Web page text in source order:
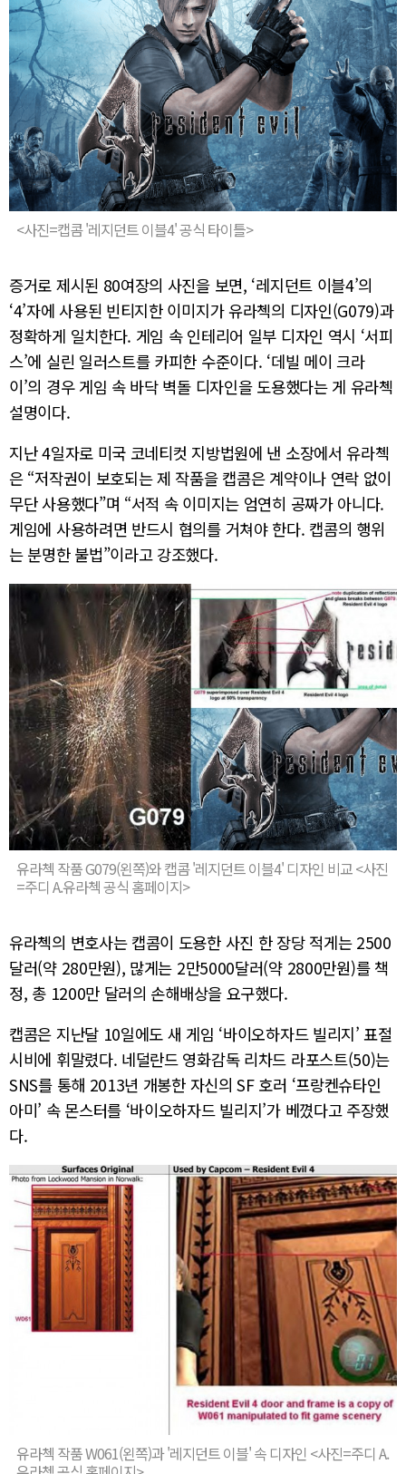
<사진=캡콤 '레지던트 이블4' 공식 타이틀>
증거로 제시된 80여장의 사진을 보면, ‘레지던트 이블4’의
‘4’자에 사용된 빈티지한 이미지가 유라첵의 디자인(G079)과
정확하게 일치한다. 게임 속 인테리어 일부 디자인 역시 ‘서피
스’에 실린 일러스트를 카피한 수준이다. ‘데빌 메이 크라
이’의 경우 게임 속 바닥 벽돌 디자인을 도용했다는 게 유라첵
설명이다.
지난 4일자로 미국 코네티컷 지방법원에 낸 소장에서 유라첵
은 “저작권이 보호되는 제 작품을 캡콤은 계약이나 연락 없이
무단 사용했다”며 “서적 속 이미지는 엄연히 공짜가 아니다.
게임에 사용하려면 반드시 협의를 거쳐야 한다. 캡콤의 행위
는 분명한 불법”이라고 강조했다.
유라첵 작품 G079(왼쪽)와 캡콤 '레지던트 이블4' 디자인 비교 <사진
=주디 A.유라첵 공식 홈페이지>
유라첵의 변호사는 캡콤이 도용한 사진 한 장당 적게는 2500
달러(약 280만원), 많게는 2만5000달러(약 2800만원)를 책
정, 총 1200만 달러의 손해배상을 요구했다.
캡콤은 지난달 10일에도 새 게임 ‘바이오하자드 빌리지’ 표절
시비에 휘말렸다. 네덜란드 영화감독 리차드 라포스트(50)는
SNS를 통해 2013년 개봉한 자신의 SF 호러 ‘프랑켄슈타인
아미’ 속 몬스터를 ‘바이오하자드 빌리지’가 베꼈다고 주장했
다.
유라첵 작품 W061(왼쪽)과 '레지던트 이블' 속 디자인 <사진=주디 A.